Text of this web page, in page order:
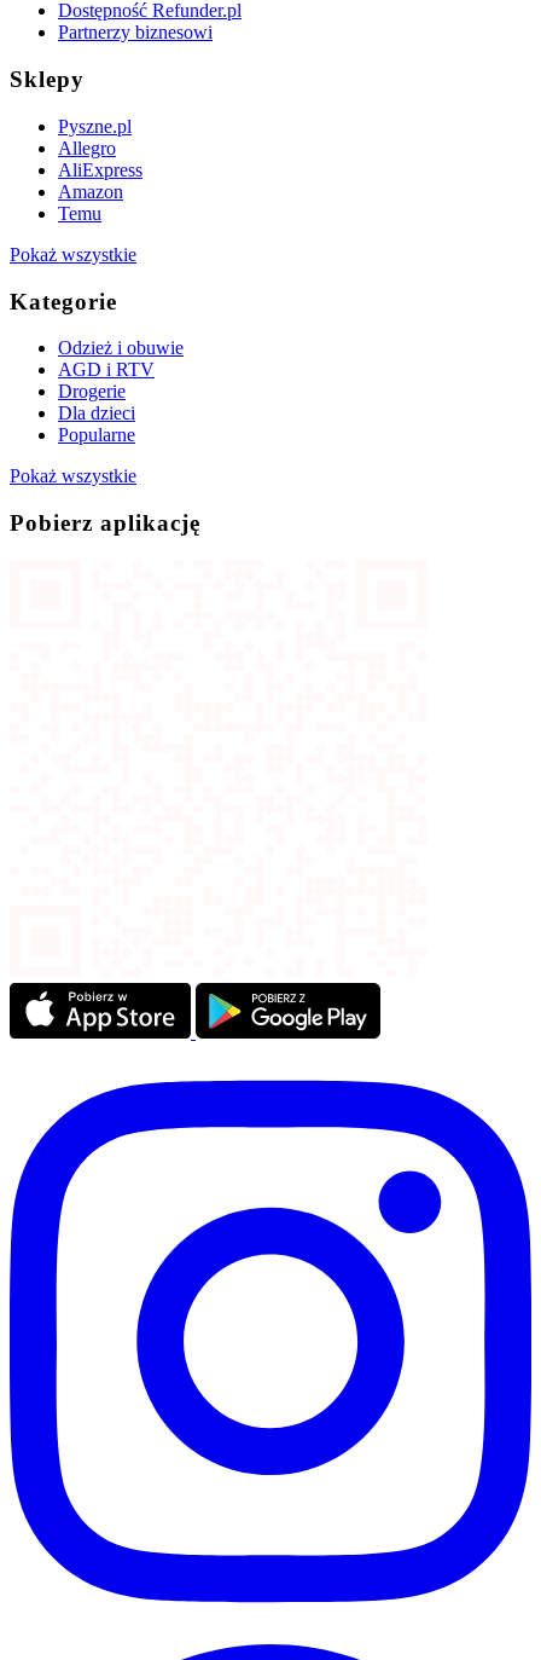
Dostępność Refunder.pl
Partnerzy biznesowi
Sklepy
Pyszne.pl
Allegro
AliExpress
Amazon
Temu
Pokaż wszystkie
Kategorie
Odzież i obuwie
AGD i RTV
Drogerie
Dla dzieci
Popularne
Pokaż wszystkie
Pobierz aplikację